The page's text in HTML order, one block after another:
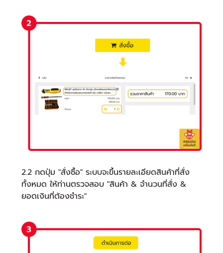
2.2 กดปุ่ม "สั่งซื้อ" ระบบจะขึ้นรายละเอียดสินค้าที่สั่ง
ทั้งหมด ให้ท่านตรวจสอบ "สินค้า & จำนวนที่สั่ง &
ยอดเงินที่ต้องชำระ"